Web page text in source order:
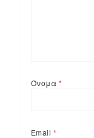
Όνομα *
Email *